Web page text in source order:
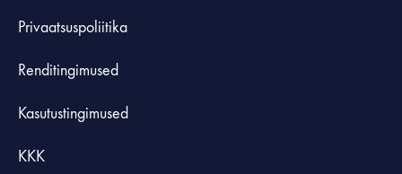
Privaatsuspoliitika
Renditingimused
Kasutustingimused
KKK